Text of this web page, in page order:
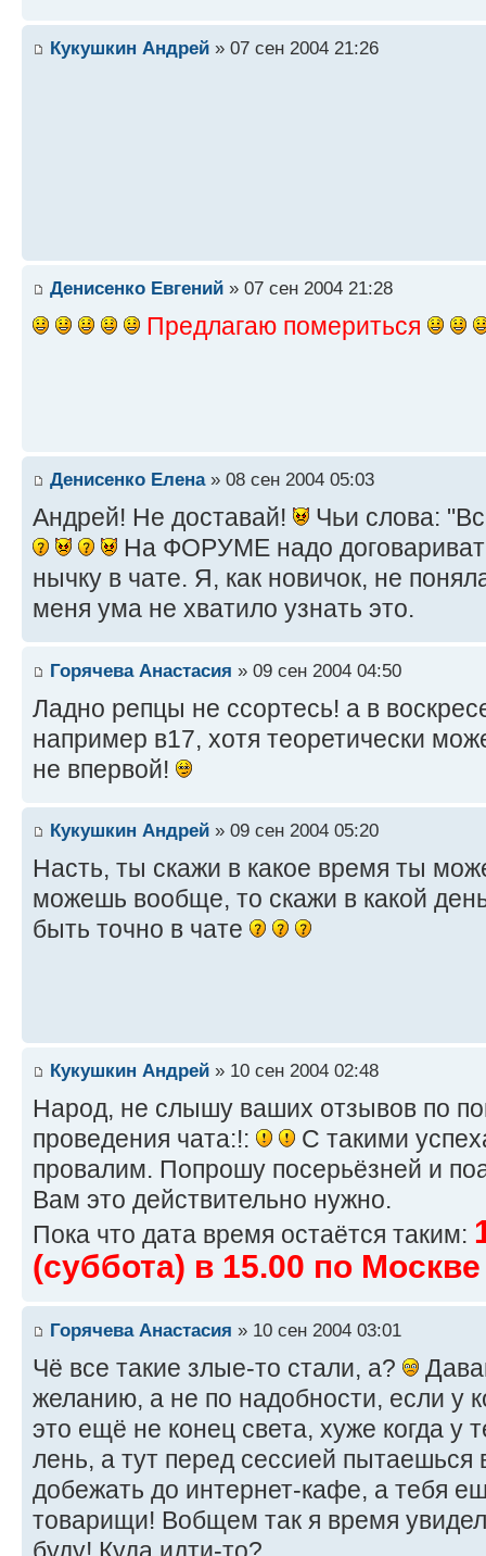
Кукушкин Андрей » 07 сен 2004 21:26
Денисенко Евгений » 07 сен 2004 21:28
Предлагаю помериться
Денисенко Елена» 08 сен 2004 05:03
Андрей! Не доставай!
Чьи слова:
На ФОРУМЕ надо
нычку в чате. Я, как новичок, не
меня ума не хватило узнать это.
Горячева Анастасия » 09 сен 2004 04:50
Ладно репцы не ссортесь! а в
например в17, хотя теоретически
не впервой!
Кукушкин Андрей » 09 сен 2004 05:20
Насть, ты скажи в какое время ты
можешь вообще, то скажи в какой
быть точно в чате
Кукушкин Андрей » 10 сен 2004 02:48
Народ, не слышу ваших отзывов по
проведения чата:!:
С такими
провалим. Попрошу посерьёзней и
Вам это действительно нужно.
Пока что дата время остаётся таким:
(суббота) в 15.00 по Москве
Горячева Анастасия » 10 сен 2004 03:01
Чё все такие злые-то стали, а?
желанию, а не по надобности, если у
это ещё не конец света, хуже когда у
лень, а тут перед сессией
добежать до интернет-кафе, а тебя
товарищи! Вобщем так я время
буду! Куда идти-то?